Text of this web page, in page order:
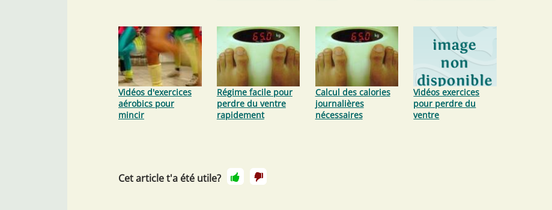
Vidéos d'exercices
aérobics pour
mincir
Régime facile pour
perdre du ventre
rapidement
Calcul des calories
journalières
nécessaires
Vidéos exercices
pour perdre du
ventre
Cet article t'a été utile?